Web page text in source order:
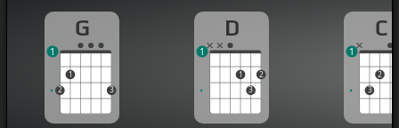
G
2
1
3
1
D
1
3
2
1
C
3
2
1